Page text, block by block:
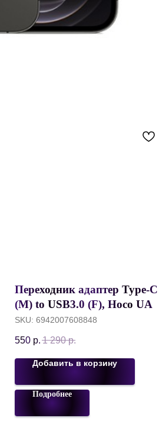
Переходник адаптер Type-C
(M) to USB3.0 (F), Hoco UA24
OTG Converter,
Серый+Черный
SKU: 6942007608848
550 р. 1 290 р.
Добавить в корзину
Подробнее